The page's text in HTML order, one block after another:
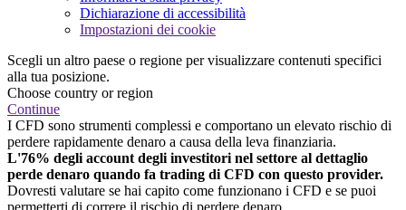
Dichiarazione di accessibilità
Impostazioni dei cookie
Scegli un altro paese o regione per visualizzare contenuti specifici
alla tua posizione.
Choose country or region
Continue
I CFD sono strumenti complessi e comportano un elevato rischio di
perdere rapidamente denaro a causa della leva finanziaria.
L'76% degli account degli investitori nel settore al dettaglio
perde denaro quando fa trading di CFD con questo provider.
Dovresti valutare se hai capito come funzionano i CFD e se puoi
permetterti di correre il rischio di perdere denaro.